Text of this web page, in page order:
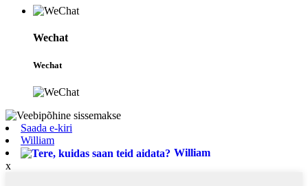
Wechat
Wechat
Saada e-kiri
William
William
x